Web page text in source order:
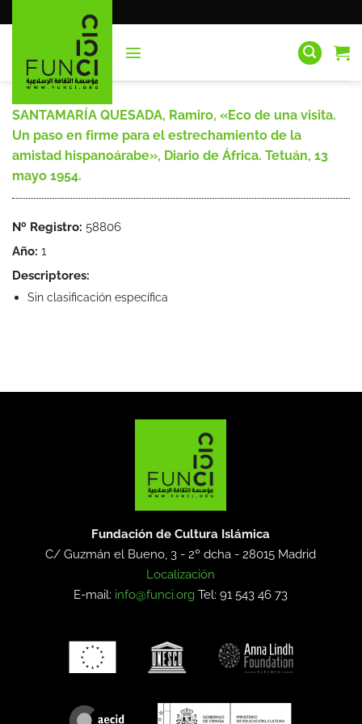
al
SANTAMARÍA QUESADA, Ramiro, «Eco de una visita.
Un paso en firme para el estrechamiento de la
amistad hispanoárabe», Diario de África. Tetuán, 13
mayo 1954.
Nº Registro: 58806
Año: 1
Descriptores:
Sin clasificación específica
Fundación de Cultura Islámica
C/ Guzmán el Bueno, 3 - 2º dcha -28015 Madrid
Localización
E-mail: info@funci.org Tel: 91 543 46 73